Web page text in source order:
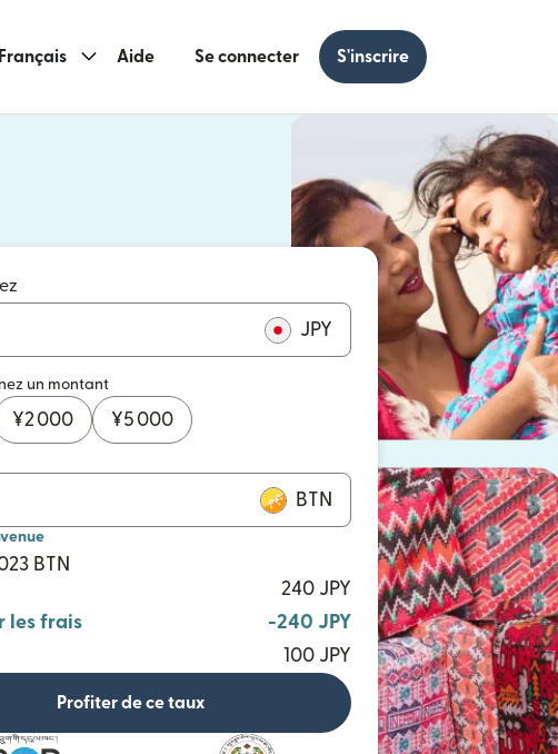
Français Aide Se connecter S'inscrire
dans une nouvelle fenêtre)
JPY
un montant
¥2 000 ¥5 000
BTN
BTN
240 JPY
les frais
-240 JPY
100 JPY
Profiter de ce taux